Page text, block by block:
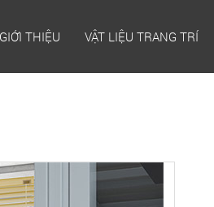
GIỚI THIỆU VẬT LIỆU TRANG TRÍ